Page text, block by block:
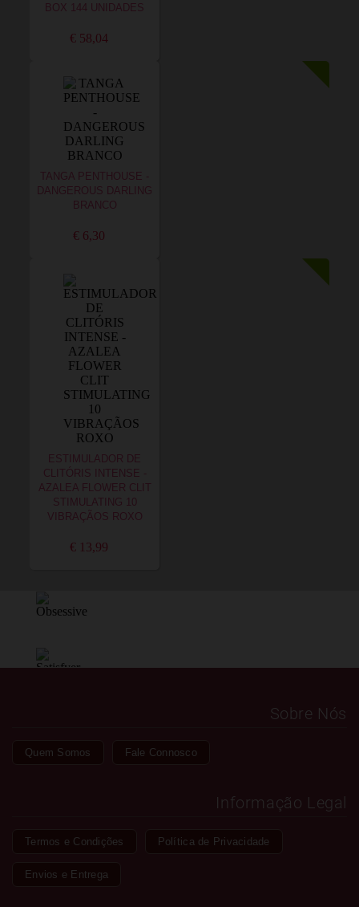
BOX 144 UNIDADES
€ 58,04
TANGA PENTHOUSE -
DANGEROUS DARLING
BRANCO
€ 6,30
ESTIMULADOR DE
CLITÓRIS INTENSE -
AZALEA FLOWER CLIT
STIMULATING 10
VIBRAÇÃOS ROXO
€ 13,99
Sobre Nós
Quem Somos Fale Connosco
Informação Legal
Termos e Condições Política de Privacidade
Envios e Entrega